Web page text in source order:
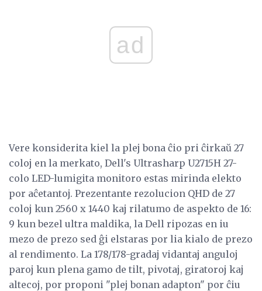
ad
Vere konsiderita kiel la plej bona ĉio pri ĉirkaŭ 27
coloj en la merkato, Dell's Ultrasharp U2715H 27-
colo LED-lumigita monitoro estas mirinda elekto
por aĉetantoj. Prezentante rezolucion QHD de 27
coloj kun 2560 x 1440 kaj rilatumo de aspekto de 16:
9 kun bezel ultra maldika, la Dell ripozas en iu
mezo de prezo sed ĝi elstaras por lia kialo de prezo
al rendimento. La 178/178-gradaj vidantaj anguloj
paroj kun plena gamo de tilt, pivotaj, giratoroj kaj
altecoj, por proponi "plej bonan adapton" por ĉiu